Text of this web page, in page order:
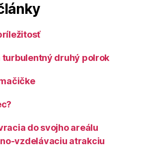
turbulentný druhý polrok
do svojho areálu
vzdelávaciu atrakciu